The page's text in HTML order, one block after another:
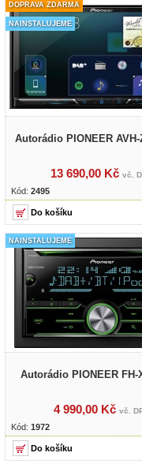
DOPRAVA ZDARMA
NAINSTALUJEME
Autorádio PIONEER AVH-
13 690,00 Kč vč.
Kód: 2495
NAINSTALUJEME
Autorádio PIONEER FH-
4 990,00 Kč vč.
Kód: 1972